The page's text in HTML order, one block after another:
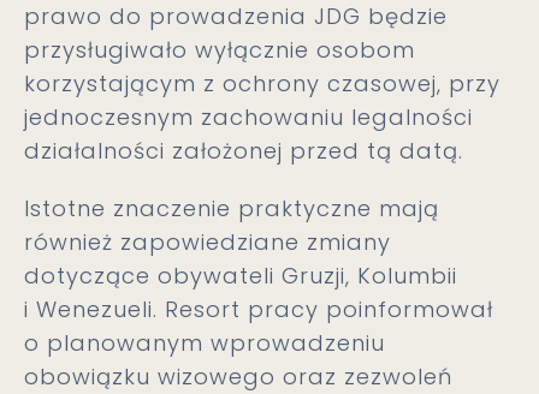
prawo do prowadzenia JDG będzie
przysługiwało wyłącznie osobom
korzystającym z ochrony czasowej, przy
jednoczesnym zachowaniu legalności
działalności założonej przed tą datą.
Istotne znaczenie praktyczne mają
również zapowiedziane zmiany
dotyczące obywateli Gruzji, Kolumbii
i Wenezueli. Resort pracy poinformował
o planowanym wprowadzeniu
obowiązku wizowego oraz zezwoleń